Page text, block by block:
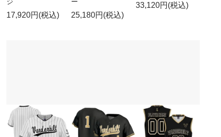
17,920円(税込) 25,180円(税込)
33,120円(税込)